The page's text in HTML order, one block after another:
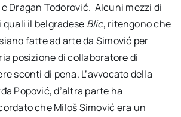
Dragan Todorović. Alcuni mezzi di
il belgradese Blic, ritengono che
fatte ad arte da Simović per
posizione di collaboratore di
sconti di pena. L’avvocato della
Popović, d’altra parte ha
che Miloš Simović era un